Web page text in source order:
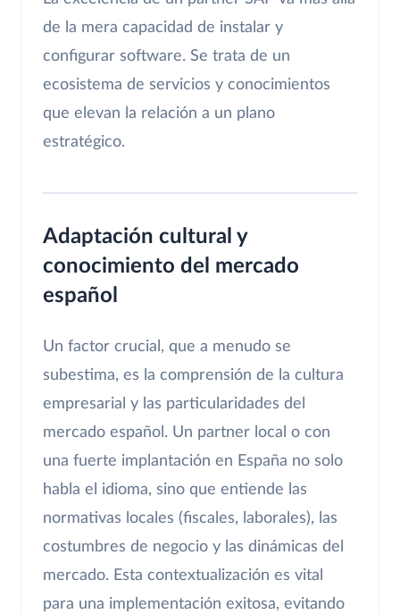
de la mera capacidad de instalar y
configurar software. Se trata de un
ecosistema de servicios y conocimientos
que elevan la relación a un plano
estratégico.
Adaptación cultural y
conocimiento del mercado
español
Un factor crucial, que a menudo se
subestima, es la comprensión de la cultura
empresarial y las particularidades del
mercado español. Un partner local o con
una fuerte implantación en España no solo
habla el idioma, sino que entiende las
normativas locales (fiscales, laborales), las
costumbres de negocio y las dinámicas del
mercado. Esta contextualización es vital
para una implementación exitosa, evitando